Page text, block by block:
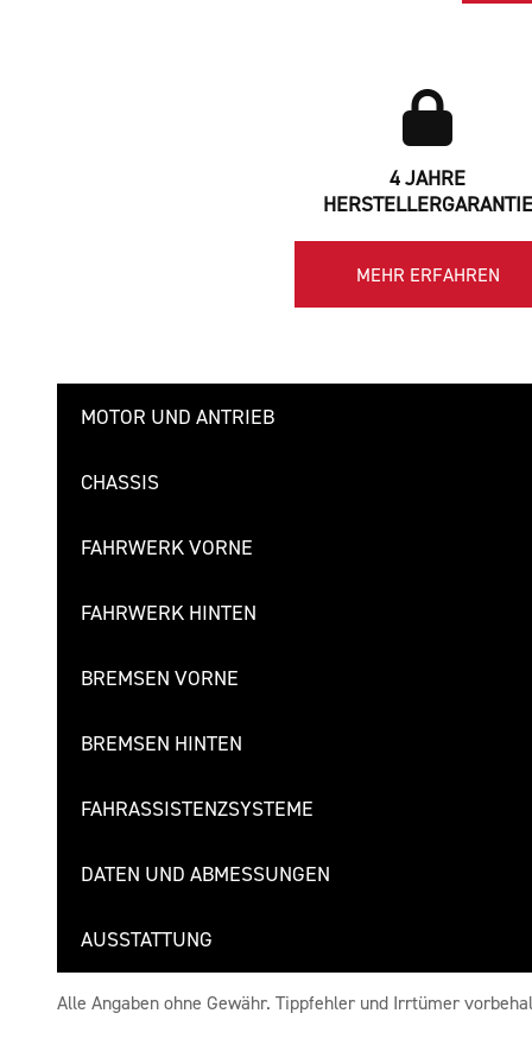
4 JAHRE
HERSTELLERGARANTIE
MEHR ERFAHREN
MOTOR UND ANTRIEB
CHASSIS
FAHRWERK VORNE
FAHRWERK HINTEN
BREMSEN VORNE
BREMSEN HINTEN
FAHRASSISTENZSYSTEME
DATEN UND ABMESSUNGEN
AUSSTATTUNG
Alle Angaben ohne Gewähr. Tippfehler und Irrtümer